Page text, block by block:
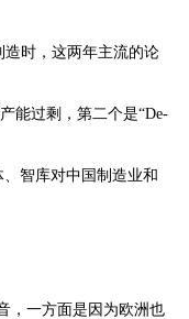
时，这两年主流的论
能过剩，第二个是“De-
智库对中国制造业和
，一方面是因为欧洲也